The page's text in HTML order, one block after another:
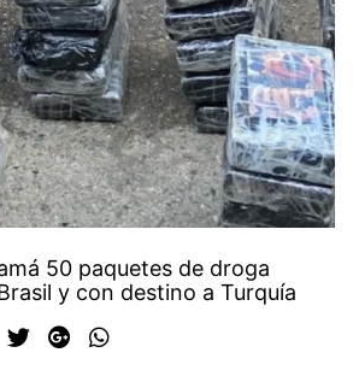
50 paquetes de droga
y con destino a Turquía